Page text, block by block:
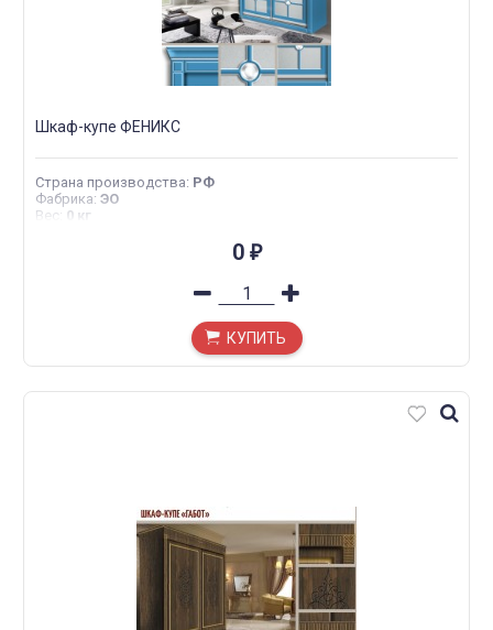
Шкаф-купе ФЕНИКС
Страна производства: РФ
Фабрика: ЭО
Вес : 0 кг
0 ₽
КУПИТЬ